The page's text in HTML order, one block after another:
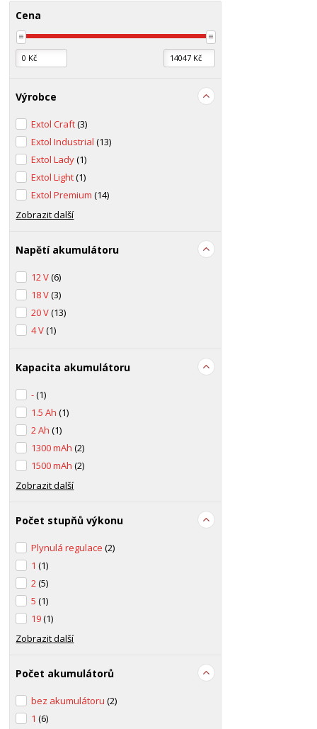
Cena
Výrobce
Extol Craft(3)
Extol Industrial(13)
Extol Lady(1)
Extol Light(1)
Extol Premium(14)
Zobrazit další
Napětí akumulátoru
12 V(6)
18 V(3)
20 V(13)
4 V(1)
Kapacita akumulátoru
-(1)
1.5 Ah(1)
2 Ah(1)
1300 mAh(2)
1500 mAh(2)
Zobrazit další
Počet stupňů výkonu
Plynulá regulace(2)
1(1)
2(5)
5(1)
19(1)
Zobrazit další
Počet akumulátorů
bez akumulátoru(2)
1(6)